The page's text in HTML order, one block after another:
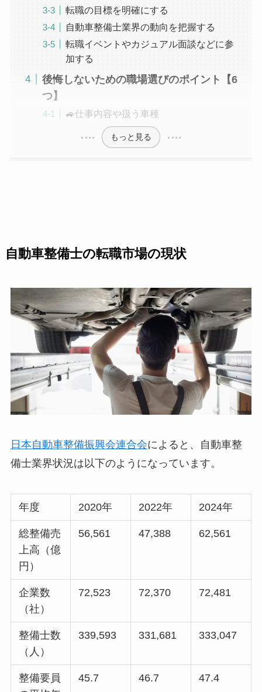
転職の目標を明確にする
自動車整備士業界の動向を把握する
転職イベントやカジュアル面談などに参
加する
後悔しないための職場選びのポイント【6
つ】
🚙仕事内容や扱う車種
もっと見る
自動車整備士の転職市場の現状
日本自動車整備振興会連合会によると、自動車整
備士業界状況は以下のようになっています。
年度 2020年 2022年 2024年
総整備売
上高（億
円）
56,561 47,388 62,561
企業数
（社）
72,523 72,370 72,481
整備士数
（人）
339,593 331,681 333,047
整備要員
45.7 46.7 47.4